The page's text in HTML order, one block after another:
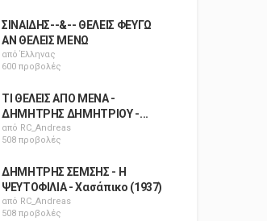
ΣΙΝΑΙΔΗΣ--&-- ΘΕΛΕΙΣ ΦΕΥΓΩ
ΑΝ ΘΕΛΕΙΣ ΜΕΝΩ
απόΈλληνας
600 προβολές
ΤΙ ΘΕΛΕΙΣ ΑΠΟ ΜΕΝΑ -
ΔΗΜΗΤΡΗΣ ΔΗΜΗΤΡΙΟΥ -...
από RC_Andreas
508 προβολές
ΔΗΜΗΤΡΗΣ ΣΕΜΣΗΣ - Η
ΨΕΥΤΟΦΙΛΙΑ - Χασάπικο (1937)
από RC_Andreas
508 προβολές